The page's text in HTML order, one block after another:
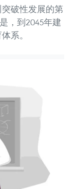
破性发展的第
，到2045年建
系。